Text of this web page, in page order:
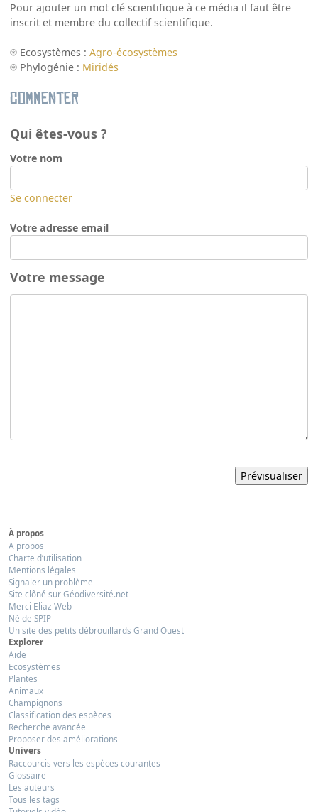
Pour ajouter un mot clé scientifique à ce média il faut être
inscrit et membre du collectif scientifique.
Ecosystèmes :Agro-écosystèmes
Phylogénie : Miridés
Commenter
Qui êtes-vous ?
Votre nom
Se connecter
Votre adresse email
Votre message
À propos
A propos
Charte d’utilisation
Mentions légales
Signaler un problème
Site clôné sur Géodiversité.net
Merci Eliaz Web
Né de SPIP
Un site des petits débrouillards Grand Ouest
Explorer
Aide
Ecosystèmes
Plantes
Animaux
Champignons
Classification des espèces
Recherche avancée
Proposer des améliorations
Univers
Raccourcis vers les espèces courantes
Glossaire
Les auteurs
Tous les tags